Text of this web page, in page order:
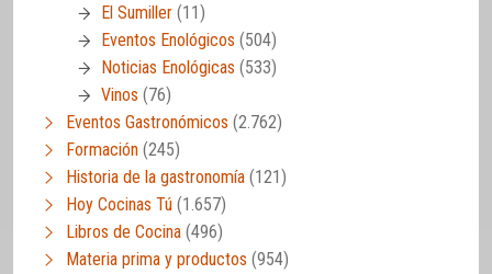
El Sumiller (11)
Eventos Enológicos (504)
Noticias Enológicas (533)
Vinos (76)
Eventos Gastronómicos (2.762)
Formación (245)
Historia de la gastronomía (121)
Hoy Cocinas Tú (1.657)
Libros de Cocina (496)
Materia prima y productos (954)